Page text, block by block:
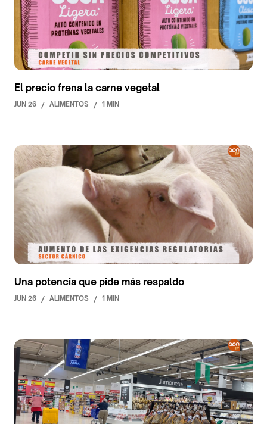
El precio frena la carne vegetal
JUN 26 / ALIMENTOS / 1 MIN
Una potencia que pide más respaldo
JUN 26 / ALIMENTOS / 1 MIN